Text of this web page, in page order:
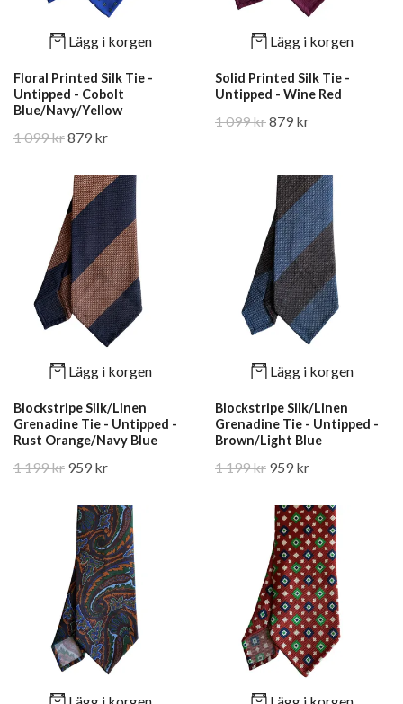
Lägg i korgen
Floral Printed Silk Tie -
Untipped - Cobolt
Blue/Navy/Yellow
1 099 kr879 kr
Lägg i korgen
Solid Printed Silk Tie -
Untipped - Wine Red
1 099 kr879 kr
Lägg i korgen
Blockstripe Silk/Linen
Grenadine Tie - Untipped -
Rust Orange/Navy Blue
1 199 kr 959 kr
Lägg i korgen
Blockstripe Silk/Linen
Grenadine Tie - Untipped -
Brown/Light Blue
1 199 kr 959 kr